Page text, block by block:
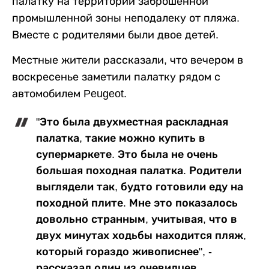
промышленной зоны неподалеку от пляжа.
Вместе с родителями были двое детей.
Местные жители рассказали, что вечером в
воскресенье заметили палатку рядом с
автомобилем Peugeot.
"Это была двухместная раскладная
палатка, такие можно купить в
супермаркете. Это была не очень
большая походная палатка. Родители
выглядели так, будто готовили еду на
походной плите. Мне это показалось
довольно странным, учитывая, что в
двух минутах ходьбы находится пляж,
который гораздо живописнее", -